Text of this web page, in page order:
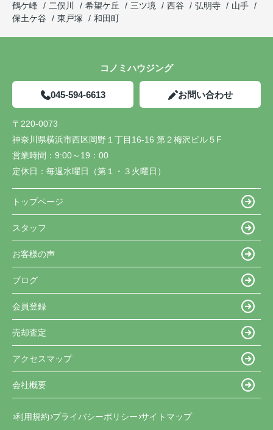
鶴ケ峰
二俣川 希望ケ丘 三ツ境 西谷 弘明寺
山手
保土ケ谷
東戸塚 和田町
コノミハウジング
045-594-6613 お問い合わせ
〒220-0073
神奈川県横浜市西区岡野１丁目16-16 第２梅沢ビル５F
営業時間： 9:00～19：00
定休日： 毎週水曜日（第１・３火曜日）
トップページ
スタッフ
お客様の声
ブログ
会員登録
売却査定
アクセスマップ
会社概要
利用規約 プライバシーポリシー サイトマップ